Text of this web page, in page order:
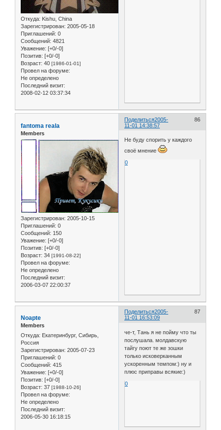
Откуда: Kishu, China
Зарегистрирован: 2005-05-18
Приглашений: 0
Сообщений: 4821
Уважение: [+0/-0]
Позитив: [+0/-0]
Возраст: 40 [1986-01-01]
Провел на форуме:
Не определено
Последний визит:
2008-02-12 03:37:34
Поделиться 86
2005-
11-01 14:38:57
fantoma reala
Members
Зарегистрирован: 2005-10-15
Приглашений: 0
Сообщений: 150
Уважение: [+0/-0]
Позитив: [+0/-0]
Возраст: 34 [1991-08-22]
Провел на форуме:
Не определено
Последний визит:
2006-03-07 22:00:37
Не буду спорить у каждого
своё мнение
0
Поделиться 87
2005-
11-01 16:53:09
Noapte
Members
Откуда: Екатеринбург, Сибирь,
Россия
Зарегистрирован: 2005-07-23
Приглашений: 0
Сообщений: 415
Уважение: [+0/-0]
Позитив: [+0/-0]
Возраст: 37 [1988-10-26]
Провел на форуме:
Не определено
Последний визит:
2006-05-30 16:18:15
че-т, Тань я не пойму что ты
послушала. молдавскую
тайгу поют те же зошки
только исковерканным
ускоренным темпом:) ну и
плюс приправы всякие:)
0